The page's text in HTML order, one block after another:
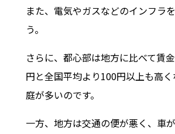
また、電気やガスなどのインフラ
う。
さらに、都心部は地方に比べて賃
円と全国平均より100円以上も高
庭が多いのです。
一方、地方は交通の便が悪く、車